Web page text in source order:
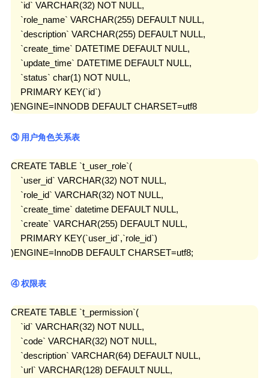
    `id` VARCHAR(32) NOT NULL,
    `role_name` VARCHAR(255) DEFAULT NULL,
    `description` VARCHAR(255) DEFAULT NULL,
    `create_time` DATETIME DEFAULT NULL,
    `update_time` DATETIME DEFAULT NULL,
    `status` char(1) NOT NULL,
    PRIMARY KEY(`id`)
)ENGINE=INNODB DEFAULT CHARSET=utf8
③ 用户角色关系表
CREATE TABLE `t_user_role`(
    `user_id` VARCHAR(32) NOT NULL,
    `role_id` VARCHAR(32) NOT NULL,
    `create_time` datetime DEFAULT NULL,
    `create` VARCHAR(255) DEFAULT NULL,
    PRIMARY KEY(`user_id`,`role_id`)
)ENGINE=InnoDB DEFAULT CHARSET=utf8;
④ 权限表
CREATE TABLE `t_permission`(
    `id` VARCHAR(32) NOT NULL,
    `code` VARCHAR(32) NOT NULL,
    `description` VARCHAR(64) DEFAULT NULL,
    `url` VARCHAR(128) DEFAULT NULL,